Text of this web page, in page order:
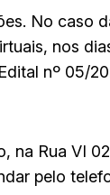
No caso
nos
nº 05/
na Rua VI
pelo